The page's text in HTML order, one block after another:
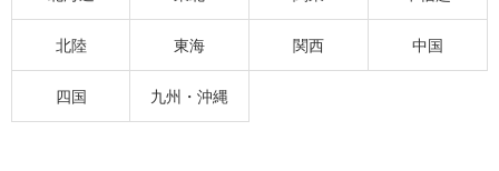
北陸 東海 関西 中国
四国 九州・沖縄